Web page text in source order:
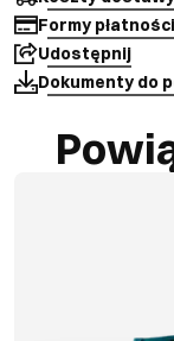
Formy płatności
Udostępnij
Dokumenty do